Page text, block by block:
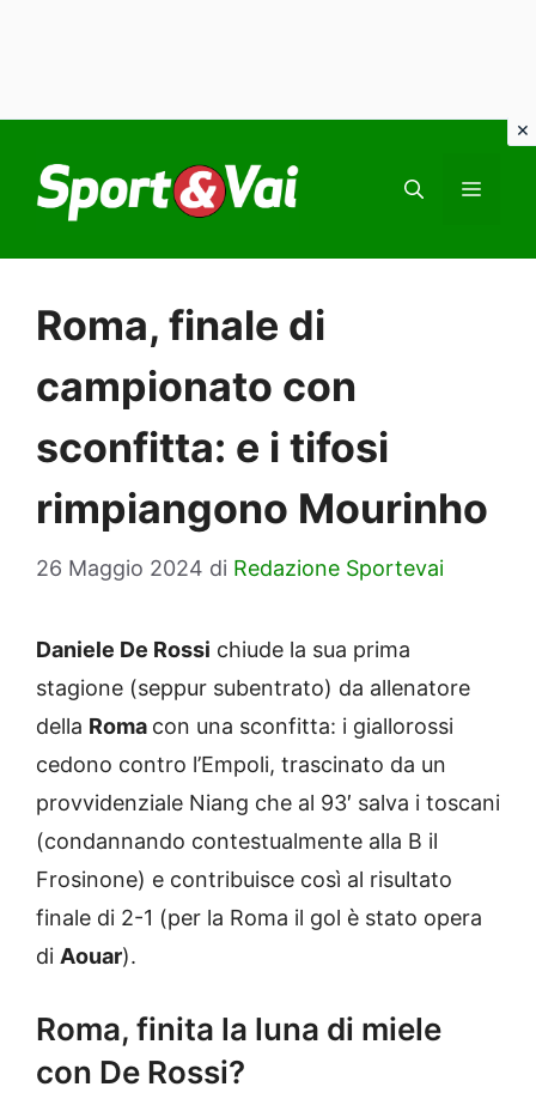
contenuto
Roma, finale di
campionato con
sconfitta: e i tifosi
rimpiangono Mourinho
26 Maggio 2024 di Redazione Sportevai
Daniele De Rossi chiude la sua prima
stagione (seppur subentrato) da allenatore
della Roma con una sconfitta: i giallorossi
cedono contro l’Empoli, trascinato da un
provvidenziale Niang che al 93′ salva i toscani
(condannando contestualmente alla B il
Frosinone) e contribuisce così al risultato
finale di 2-1 (per la Roma il gol è stato opera
di Aouar).
Roma, finita la luna di miele
con De Rossi?